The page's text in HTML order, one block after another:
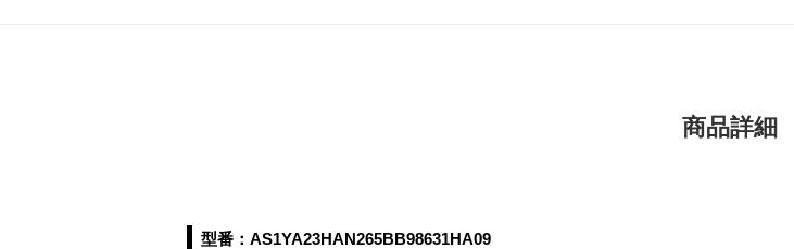
商品詳細
型番：AS1YA23HAN265BB98631HA09